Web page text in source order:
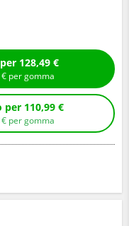
Compra con montaggio per 128,49 €
€ per gomma
Compra senza montaggio per 110,99 €
€ per gomma